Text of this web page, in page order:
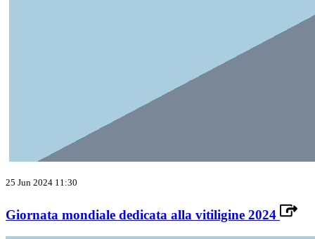
25 Jun 2024 11:30
Giornata mondiale dedicata alla vitiligine 2024